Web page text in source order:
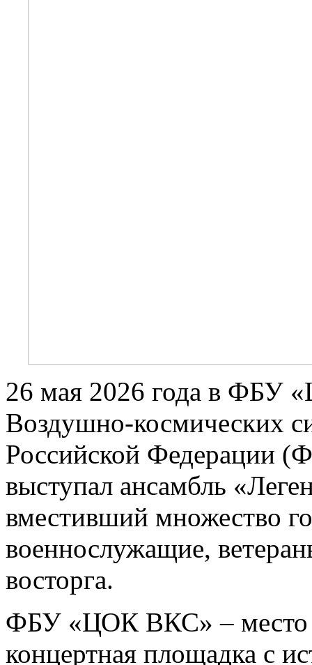
26 мая 2026 года в ФБУ
Воздушно-космических
Российской
выступал ансамбль
вместивший множество
военнослужащие,
восторга.
ФБУ «ЦОК ВКС» – место
концертная площадка с